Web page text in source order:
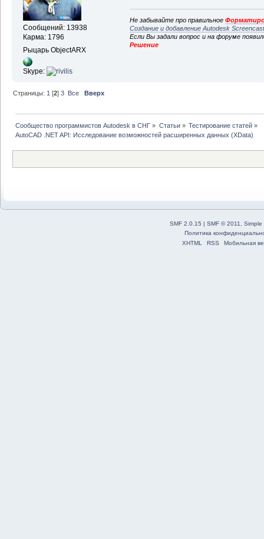
Сообщений: 13938
Карма: 1796
Рыцарь ObjectARX
Skype:
Не забывайте про правильное
Создание и добавление Autodesk
Если Вы задали вопрос и на форуме
Решение
Страницы: 1 [2]3 Все Вверх
Сообщество программистов Autodesk в СНГ » Статьи» Тестирование статей»
AutoCAD .NET API: Исследование возможностей расширенных данных (XData)
SMF 2.0.15 | SMF © 2011
Simple
Политика
XHTML
RSS Мобильная